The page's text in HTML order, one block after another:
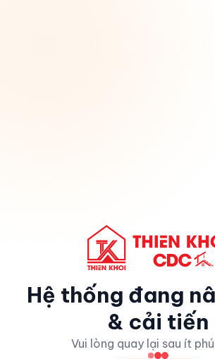
Hệ thống đang
& cải tiến
Vui lòng quay lại sau ít